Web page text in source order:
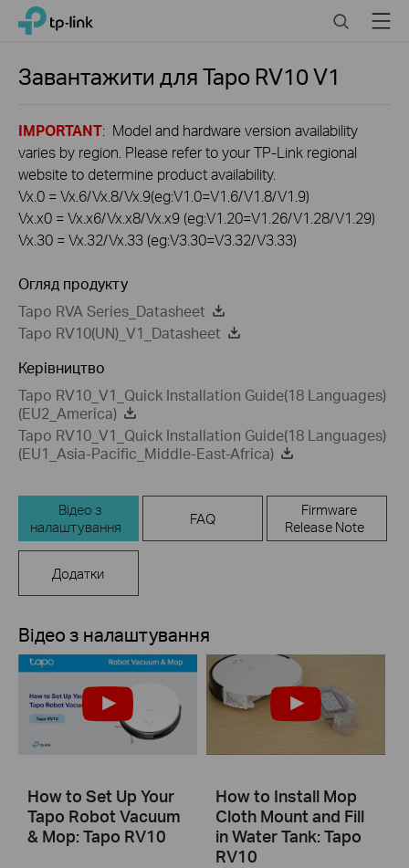
Click
navigation
TP-Link, Reliably Smart SearchMenu
Завантажити дляTapo RV10V1
IMPORTANT: Model and hardware version availability
varies by region. Please refer to your TP-Link regional
website to determine product availability.
Vx.0 = Vx.6/Vx.8/Vx.9(eg:V1.0=V1.6/V1.8/V1.9)
Vx.x0 = Vx.x6/Vx.x8/Vx.x9 (eg:V1.20=V1.26/V1.28/V1.29)
Vx.30 = Vx.32/Vx.33 (eg:V3.30=V3.32/V3.33)
Огляд продукту
Tapo RVA Series_Datasheet
Tapo RV10(UN)_V1_Datasheet
Керівництво
Tapo RV10_V1_Quick Installation Guide(18 Languages)
(EU2_America)
Tapo RV10_V1_Quick Installation Guide(18 Languages)
(EU1_Asia-Pacific_Middle-East-Africa)
Відео з
налаштування
FAQ
Firmware
Release Note
Додатки
Відео з налаштування
How to Set Up Your
Tapo Robot Vacuum
& Mop: Tapo RV10
How to Install Mop
Cloth Mount and Fill
in Water Tank: Tapo
RV10